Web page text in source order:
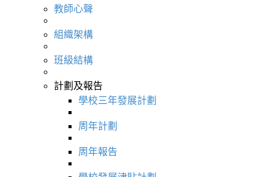
教師心聲
組織架構
班級結構
計劃及報告
學校三年發展計劃
周年計劃
周年報告